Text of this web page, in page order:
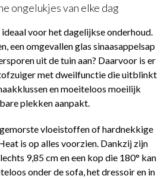
ongelukjes van elke dag
voor het dagelijkse onderhoud.
een omgevallen glas sinaasappelsap
uit de tuin aan? Daarvoor is er
met dweilfunctie die uitblinkt
en moeiteloos moeilijk
plekken aanpakt.
vloeistoffen of hardnekkige
is op alles voorzien. Dankzij zijn
9,85 cm en een kop die 180° kan
onder de sofa, het dressoir en in